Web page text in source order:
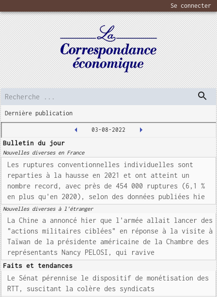
Se connecter
Dernière publication
03-08-2022
Bulletin du jour
Nouvelles diverses en France
Les ruptures conventionnelles individuelles sont
reparties à la hausse en 2021 et ont atteint un
nombre record, avec près de 454 000 ruptures (6,1 %
en plus qu'en 2020), selon des données publiées hie
Nouvelles diverses à l'étranger
La Chine a annoncé hier que l'armée allait lancer des
"actions militaires ciblées" en réponse à la visite à
Taïwan de la présidente américaine de la Chambre des
représentants Nancy PELOSI, qui ravive
Faits et tendances
Le Sénat pérennise le dispositif de monétisation des
RTT, suscitant la colère des syndicats